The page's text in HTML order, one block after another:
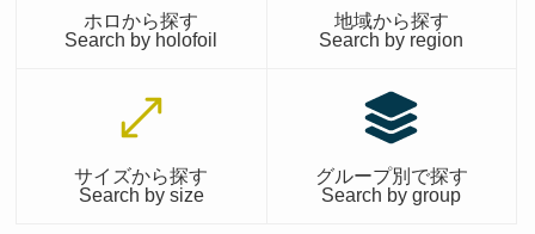
ホロから探す
Search by holofoil
地域から探す
Search by region
サイズから探す
Search by size
グループ別で探す
Search by group